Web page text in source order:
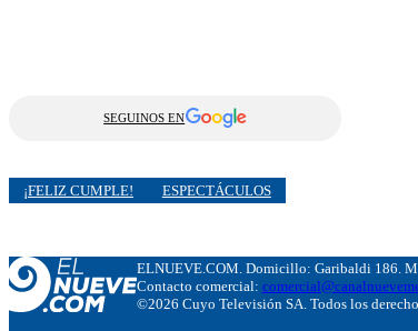
SEGUINOS EN
¡FELIZ CUMPLE! ESPECTÁCULOS
ELNUEVE.COM. Domicillo: Garibaldi 186.
Contacto comercial:
©2026 Cuyo Televisión SA. Todos los